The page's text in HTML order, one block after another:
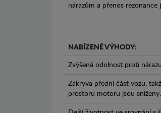
nárazům a přenos rezonance
NABÍZENÉ VÝHODY:
Zvýšená odolnost proti
Zakryva přední část vozu,
prostoru motoru jsou sníženy.